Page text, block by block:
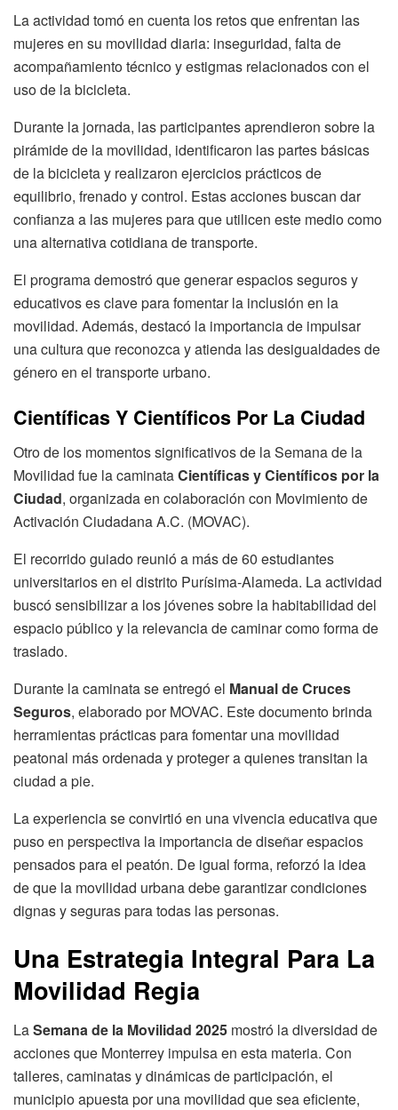
La actividad tomó en cuenta los retos que enfrentan las
mujeres en su movilidad diaria: inseguridad, falta de
acompañamiento técnico y estigmas relacionados con el
uso de la bicicleta.
Durante la jornada, las participantes aprendieron sobre la
pirámide de la movilidad, identificaron las partes básicas
de la bicicleta y realizaron ejercicios prácticos de
equilibrio, frenado y control. Estas acciones buscan dar
confianza a las mujeres para que utilicen este medio como
una alternativa cotidiana de transporte.
El programa demostró que generar espacios seguros y
educativos es clave para fomentar la inclusión en la
movilidad. Además, destacó la importancia de impulsar
una cultura que reconozca y atienda las desigualdades de
género en el transporte urbano.
Científicas Y Científicos Por La Ciudad
Otro de los momentos significativos de la Semana de la
Movilidad fue la caminataCientíficas y Científicos por la
Ciudad, organizada en colaboración con Movimiento de
Activación Ciudadana A.C. (MOVAC).
El recorrido guiado reunió a más de 60 estudiantes
universitarios en el distrito Purísima-Alameda. La actividad
buscó sensibilizar a los jóvenes sobre la habitabilidad del
espacio público y la relevancia de caminar como forma de
traslado.
Durante la caminata se entregó el Manual de Cruces
Seguros, elaborado por MOVAC. Este documento brinda
herramientas prácticas para fomentar una movilidad
peatonal más ordenada y proteger a quienes transitan la
ciudad a pie.
La experiencia se convirtió en una vivencia educativa que
puso en perspectiva la importancia de diseñar espacios
pensados para el peatón. De igual forma, reforzó la idea
de que la movilidad urbana debe garantizar condiciones
dignas y seguras para todas las personas.
Una Estrategia Integral Para La
Movilidad Regia
LaSemana de la Movilidad 2025 mostró la diversidad de
acciones que Monterrey impulsa en esta materia. Con
talleres, caminatas y dinámicas de participación, el
municipio apuesta por una movilidad que sea eficiente,